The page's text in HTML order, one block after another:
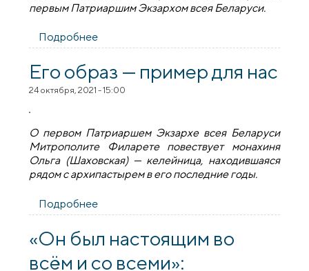
первым Патриаршим Экзархом всея Беларуси.
Подробнее
просто общаясь»: личность
воспоминаниях архиепископа Антония
Его образ — пример для нас
24 октября, 2021 - 15:00
О первом Патриаршем Экзархе всея Беларуси
Митрополите Филарете повествует монахиня
Ольга (Шаховская) — келейница, находившаяся
рядом с архипастырем в его последние годы.
Подробнее
«Он был настоящим во
всём и со всеми»: